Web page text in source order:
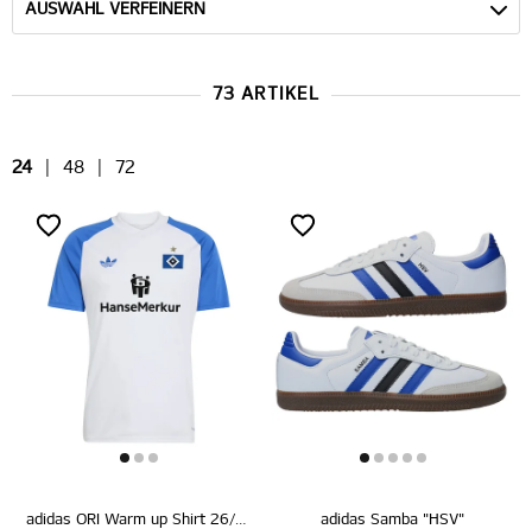
AUSWAHL VERFEINERN
73 ARTIKEL
24 48 72
adidas ORI Warm up Shirt 26/27 adidas Samba "HSV"